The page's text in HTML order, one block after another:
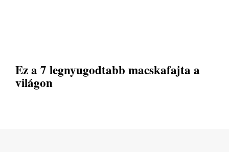
Ez a 7 legnyugodtabb macskafajta a
világon